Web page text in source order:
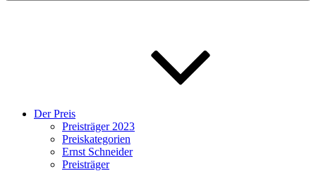
Der Preis
Preisträger 2023
Preiskategorien
Ernst Schneider
Preisträger